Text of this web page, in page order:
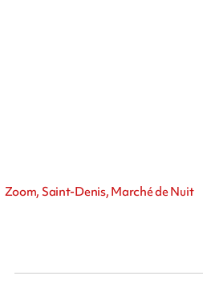
Zoom, Saint-Denis, Marché de Nuit